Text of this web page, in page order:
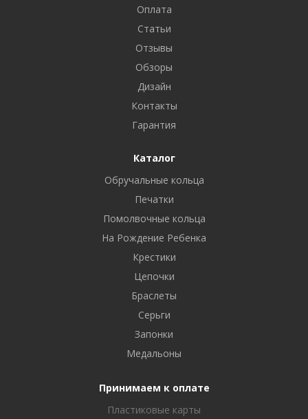
Оплата
Статьи
Отзывы
Обзоры
Дизайн
Контакты
Гарантия
Каталог
Обручальные кольца
Печатки
Помолвочные кольца
На Рождение Ребенка
Крестики
Цепочки
Браслеты
Серьги
Запонки
Медальоны
Принимаем к оплате
Пластиковые карты